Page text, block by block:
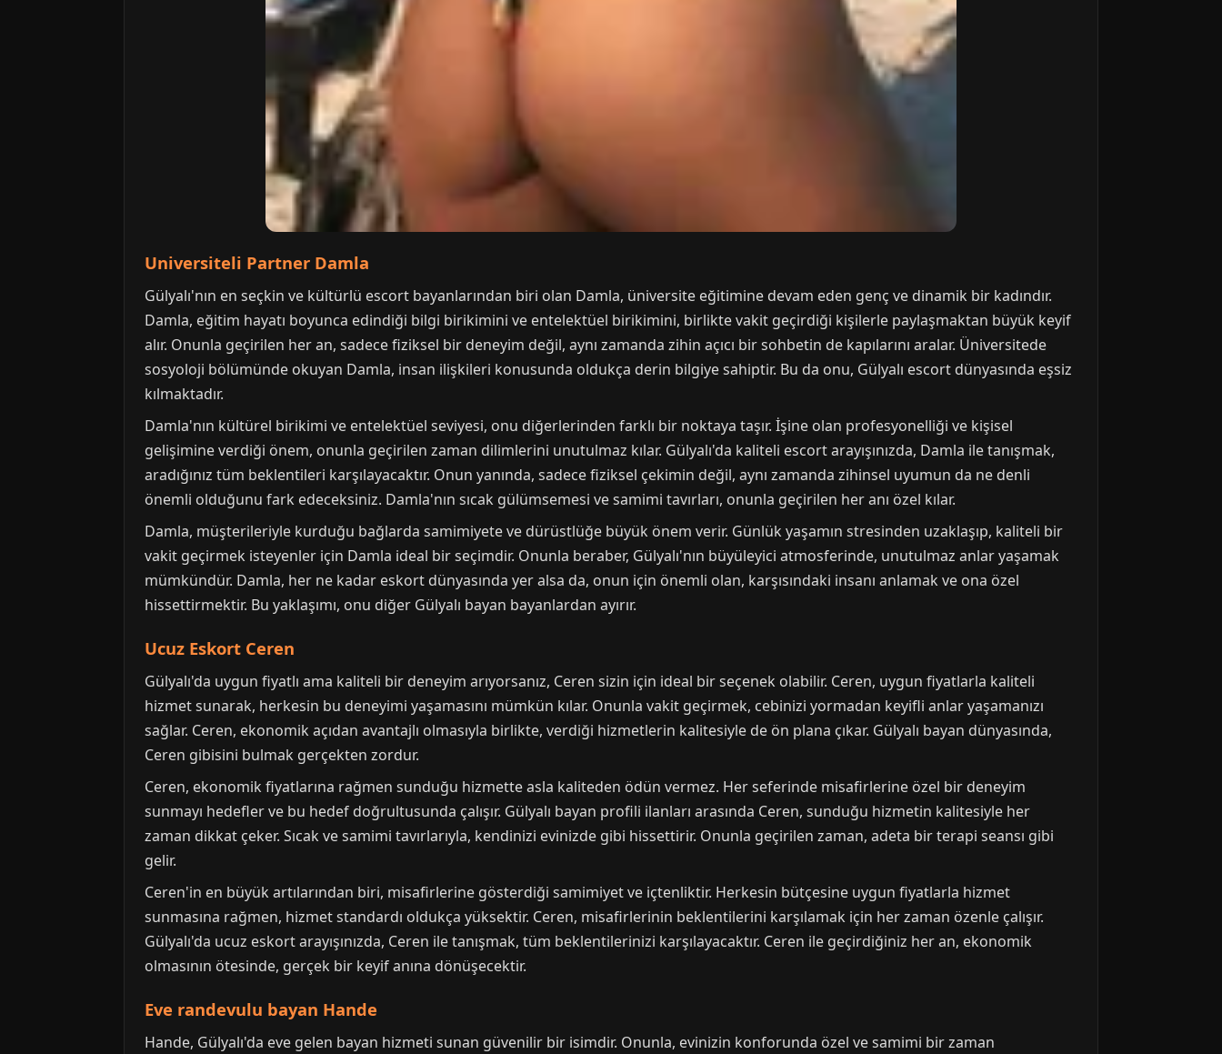
Universiteli Partner Damla
Gülyalı'nın en seçkin ve kültürlü escort bayanlarından biri olan Damla, üniversite eğitimine devam eden genç ve dinamik bir kadındır.
Damla, eğitim hayatı boyunca edindiği bilgi birikimini ve entelektüel birikimini, birlikte vakit geçirdiği kişilerle paylaşmaktan büyük keyif
alır. Onunla geçirilen her an, sadece fiziksel bir deneyim değil, aynı zamanda zihin açıcı bir sohbetin de kapılarını aralar. Üniversitede
sosyoloji bölümünde okuyan Damla, insan ilişkileri konusunda oldukça derin bilgiye sahiptir. Bu da onu, Gülyalı escort dünyasında eşsiz
kılmaktadır.
Damla'nın kültürel birikimi ve entelektüel seviyesi, onu diğerlerinden farklı bir noktaya taşır. İşine olan profesyonelliği ve kişisel
gelişimine verdiği önem, onunla geçirilen zaman dilimlerini unutulmaz kılar. Gülyalı'da kaliteli escort arayışınızda, Damla ile tanışmak,
aradığınız tüm beklentileri karşılayacaktır. Onun yanında, sadece fiziksel çekimin değil, aynı zamanda zihinsel uyumun da ne denli
önemli olduğunu fark edeceksiniz. Damla'nın sıcak gülümsemesi ve samimi tavırları, onunla geçirilen her anı özel kılar.
Damla, müşterileriyle kurduğu bağlarda samimiyete ve dürüstlüğe büyük önem verir. Günlük yaşamın stresinden uzaklaşıp, kaliteli bir
vakit geçirmek isteyenler için Damla ideal bir seçimdir. Onunla beraber, Gülyalı'nın büyüleyici atmosferinde, unutulmaz anlar yaşamak
mümkündür. Damla, her ne kadar eskort dünyasında yer alsa da, onun için önemli olan, karşısındaki insanı anlamak ve ona özel
hissettirmektir. Bu yaklaşımı, onu diğer Gülyalı bayan bayanlardan ayırır.
Ucuz Eskort Ceren
Gülyalı'da uygun fiyatlı ama kaliteli bir deneyim arıyorsanız, Ceren sizin için ideal bir seçenek olabilir. Ceren, uygun fiyatlarla kaliteli
hizmet sunarak, herkesin bu deneyimi yaşamasını mümkün kılar. Onunla vakit geçirmek, cebinizi yormadan keyifli anlar yaşamanızı
sağlar. Ceren, ekonomik açıdan avantajlı olmasıyla birlikte, verdiği hizmetlerin kalitesiyle de ön plana çıkar. Gülyalı bayan dünyasında,
Ceren gibisini bulmak gerçekten zordur.
Ceren, ekonomik fiyatlarına rağmen sunduğu hizmette asla kaliteden ödün vermez. Her seferinde misafirlerine özel bir deneyim
sunmayı hedefler ve bu hedef doğrultusunda çalışır. Gülyalı bayan profili ilanları arasında Ceren, sunduğu hizmetin kalitesiyle her
zaman dikkat çeker. Sıcak ve samimi tavırlarıyla, kendinizi evinizde gibi hissettirir. Onunla geçirilen zaman, adeta bir terapi seansı gibi
gelir.
Ceren'in en büyük artılarından biri, misafirlerine gösterdiği samimiyet ve içtenliktir. Herkesin bütçesine uygun fiyatlarla hizmet
sunmasına rağmen, hizmet standardı oldukça yüksektir. Ceren, misafirlerinin beklentilerini karşılamak için her zaman özenle çalışır.
Gülyalı'da ucuz eskort arayışınızda, Ceren ile tanışmak, tüm beklentilerinizi karşılayacaktır. Ceren ile geçirdiğiniz her an, ekonomik
olmasının ötesinde, gerçek bir keyif anına dönüşecektir.
Eve randevulu bayan Hande
Hande, Gülyalı'da eve gelen bayan hizmeti sunan güvenilir bir isimdir. Onunla, evinizin konforunda özel ve samimi bir zaman